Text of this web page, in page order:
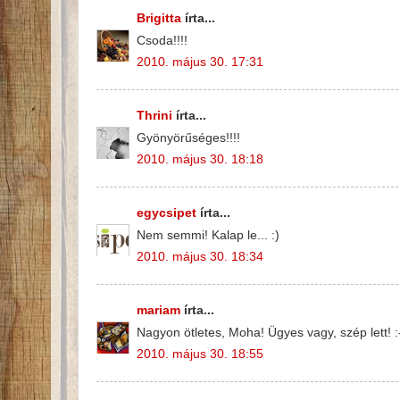
Brigitta írta...
Csoda!!!!
2010. május 30. 17:31
Thrini írta...
Gyönyörűséges!!!!
2010. május 30. 18:18
egycsipet írta...
Nem semmi! Kalap le... :)
2010. május 30. 18:34
mariam írta...
Nagyon ötletes, Moha! Ügyes vagy, szép lett!
2010. május 30. 18:55